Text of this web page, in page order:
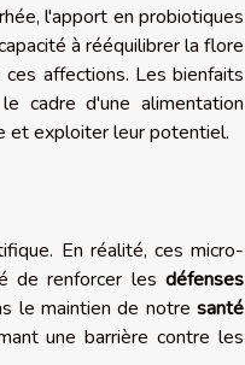
l'apport en probiotiques
à rééquilibrer la flore
affections. Les bienfaits
cadre d'une alimentation
et exploiter leur potentiel.
En réalité, ces micro-
de renforcer les défenses
le maintien de notre santé
une barrière contre les